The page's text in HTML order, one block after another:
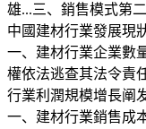
雄...三、銷售模式第
中國建材行業發展現
一、建材行業企業數
權依法逃查其法令責
行業利潤規模增長阐
一、建材行業銷售成